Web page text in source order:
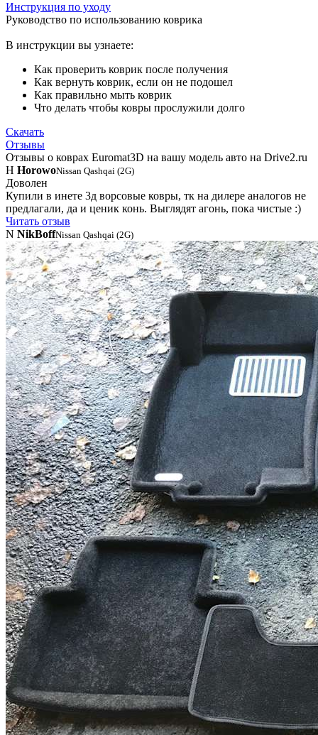
Инструкция по уходу
Руководство по использованию коврика
В инструкции вы узнаете:
Как проверить коврик после получения
Как вернуть коврик, если он не подошел
Как правильно мыть коврик
Что делать чтобы ковры прослужили долго
Скачать
Отзывы
Отзывы о коврах Euromat3D на вашу модель авто на Drive2.ru
H HorowoNissan Qashqai (2G)
Доволен
Купили в инете 3д ворсовые ковры, тк на дилере аналогов не
предлагали, да и ценик конь. Выглядят агонь, пока чистые :)
Читать отзыв
N NikBoffNissan Qashqai (2G)